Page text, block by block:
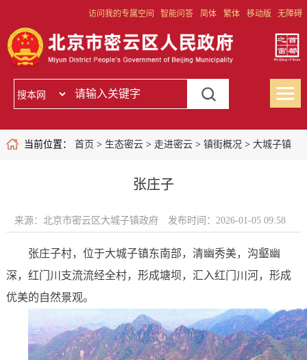
访问我的专属空间 智能问答 简体 繁体 移动版 无障碍
当前位置： 首页 > 生态密云> 走进密云> 镇街概况 > 大城子镇
张庄子
来源：北京市密云区大城子镇政府 发布时间：2026-01-05 09:58
张庄子村，位于大城子镇东南部，清幽秀美，沟壑幽
深，红门川支流流经全村，形成塘坝，汇入红门川河，形成
优美的自然景观。